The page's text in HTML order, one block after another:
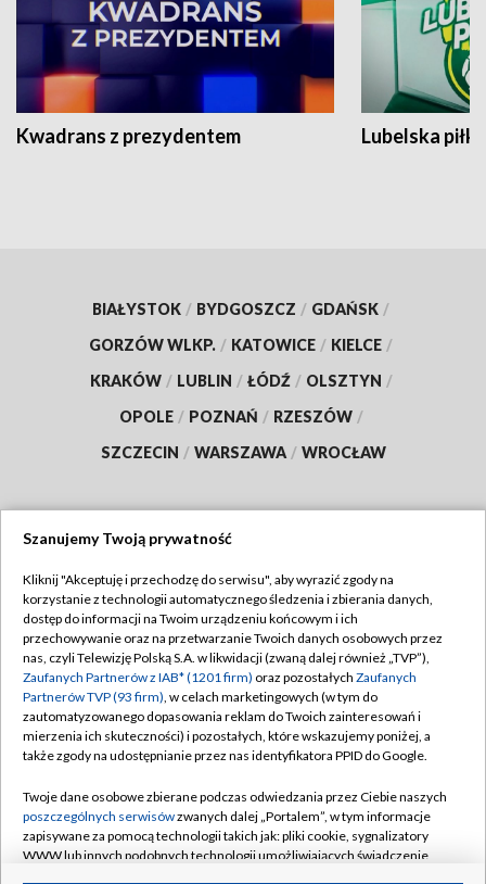
Kwadrans z prezydentem Lubelska piłka
BIAŁYSTOK / BYDGOSZCZ / GDAŃSK /
GORZÓW WLKP. / KATOWICE / KIELCE /
KRAKÓW / LUBLIN / ŁÓDŹ / OLSZTYN /
OPOLE / POZNAŃ / RZESZÓW /
SZCZECIN / WARSZAWA / WROCŁAW
TVP
Abonament TVP
Emisja w TVP
Centrum informacji TVP
Naziemna Telewizja Cyfrowa
Rada Programowa
System NOS
Regulamin TVP
Polityka prywatności
Moje zgody
Pomoc
Kontakt
Szanujemy Twoją prywatność
Kliknij "Akceptuję i przechodzę do serwisu", aby wyrazić zgody na
korzystanie z technologii automatycznego śledzenia i zbierania danych,
dostęp do informacji na Twoim urządzeniu końcowym i ich
przechowywanie oraz na przetwarzanie Twoich danych osobowych przez
nas, czyli Telewizję Polską S.A. w likwidacji (zwaną dalej również „TVP”),
Zaufanych Partnerów z IAB* (1201 firm) oraz pozostałych Zaufanych
Partnerów TVP (93 firm), w celach marketingowych (w tym do
zautomatyzowanego dopasowania reklam do Twoich zainteresowań i
mierzenia ich skuteczności) i pozostałych, które wskazujemy poniżej, a
także zgody na udostępnianie przez nas identyfikatora PPID do Google.
Twoje dane osobowe zbierane podczas odwiedzania przez Ciebie naszych
poszczególnych serwisówzwanych dalej „Portalem”, w tym informacje
zapisywane za pomocą technologii takich jak: pliki cookie, sygnalizatory
WWW lub innych podobnych technologii umożliwiających świadczenie